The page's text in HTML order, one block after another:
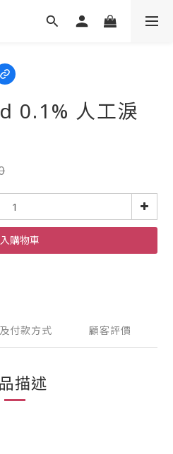
0.1% 人工淚
購物車
付款方式 顧客評價
描述